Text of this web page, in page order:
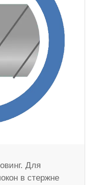
Для
в стержне